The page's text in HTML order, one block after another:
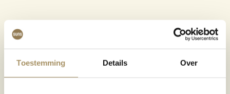
Toestemming Details Over